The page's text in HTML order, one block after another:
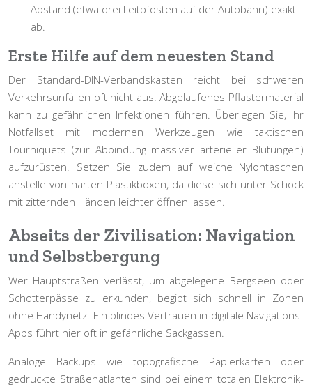
Abstand (etwa drei Leitpfosten auf der Autobahn) exakt
ab.
Erste Hilfe auf dem neuesten Stand
Der Standard-DIN-Verbandskasten reicht bei schweren
Verkehrsunfällen oft nicht aus. Abgelaufenes Pflastermaterial
kann zu gefährlichen Infektionen führen. Überlegen Sie, Ihr
Notfallset mit modernen Werkzeugen wie taktischen
Tourniquets (zur Abbindung massiver arterieller Blutungen)
aufzurüsten. Setzen Sie zudem auf weiche Nylontaschen
anstelle von harten Plastikboxen, da diese sich unter Schock
mit zitternden Händen leichter öffnen lassen.
Abseits der Zivilisation: Navigation
und Selbstbergung
Wer Hauptstraßen verlässt, um abgelegene Bergseen oder
Schotterpässe zu erkunden, begibt sich schnell in Zonen
ohne Handynetz. Ein blindes Vertrauen in digitale Navigations-
Apps führt hier oft in gefährliche Sackgassen.
Analoge Backups wie topografische Papierkarten oder
gedruckte Straßenatlanten sind bei einem totalen Elektronik-